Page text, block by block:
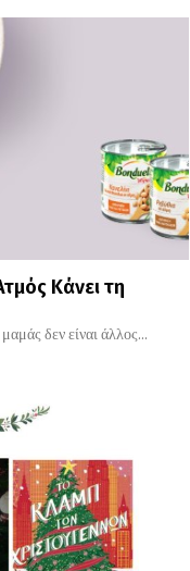
Κάνει τη
δεν είναι άλλος...